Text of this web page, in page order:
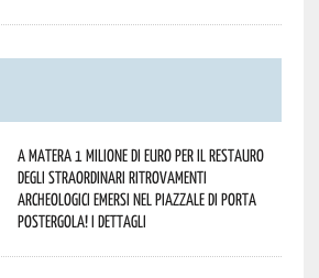
A Matera 1 milione di euro per il restauro
degli straordinari ritrovamenti
archeologici emersi nel piazzale di Porta
Postergola! I dettagli